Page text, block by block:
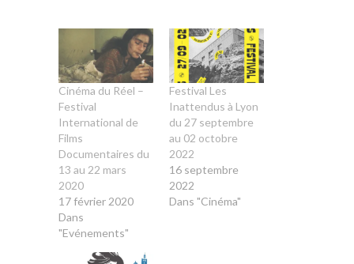
Cinéma du Réel –
Festival
International de
Films
Documentaires du
13 au 22 mars
2020
17 février 2020
Dans
"Evénements"
Festival Les
Inattendus à Lyon
du 27 septembre
au 02 octobre
2022
16 septembre
2022
Dans "Cinéma"